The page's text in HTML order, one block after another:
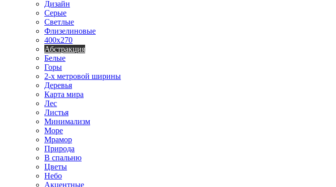
Дизайн
Серые
Светлые
Флизелиновые
400х270
Абстракция
Белые
Горы
2-х метровой ширины
Деревья
Карта мира
Лес
Листья
Минимализм
Море
Мрамор
Природа
В спальню
Цветы
Небо
Акцентные